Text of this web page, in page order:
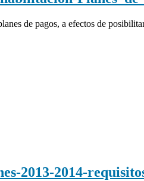
de pagos, a efectos de
2013-2014-